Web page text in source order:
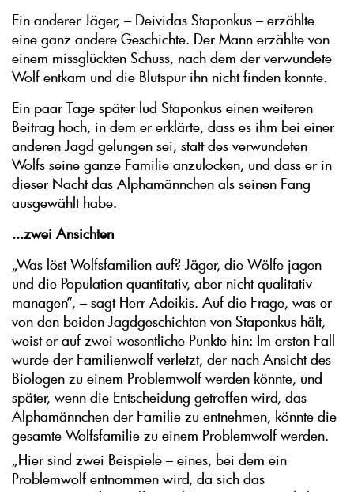
Ein anderer Jäger, – Deividas Staponkus – erzählte
eine ganz andere Geschichte. Der Mann erzählte von
einem missglückten Schuss, nach dem der verwundete
Wolf entkam und die Blutspur ihn nicht finden konnte.
Ein paar Tage später lud Staponkus einen weiteren
Beitrag hoch, in dem er erklärte, dass es ihm bei einer
anderen Jagd gelungen sei, statt des verwundeten
Wolfs seine ganze Familie anzulocken, und dass er in
dieser Nacht das Alphamännchen als seinen Fang
ausgewählt habe.
...zwei Ansichten
„Was löst Wolfsfamilien auf? Jäger, die Wölfe jagen
und die Population quantitativ, aber nicht qualitativ
managen“, – sagt Herr Adeikis. Auf die Frage, was er
von den beiden Jagdgeschichten von Staponkus hält,
weist er auf zwei wesentliche Punkte hin: Im ersten Fall
wurde der Familienwolf verletzt, der nach Ansicht des
Biologen zu einem Problemwolf werden könnte, und
später, wenn die Entscheidung getroffen wird, das
Alphamännchen der Familie zu entnehmen, könnte die
gesamte Wolfsfamilie zu einem Problemwolf werden.
„Hier sind zwei Beispiele – eines, bei dem ein
Problemwolf entnommen wird, da sich das